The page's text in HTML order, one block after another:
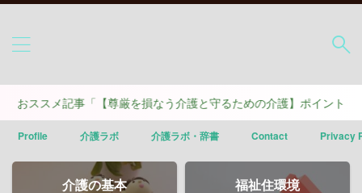
記事「【尊厳を損なう介護と守るための介護】ポイントは４つ」
Profile 介護ラボ 介護ラボ・辞書 Contact Privacy
介護の基本 福祉住環境